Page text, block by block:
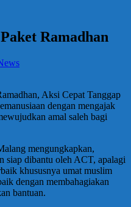
Ramadhan
Aksi Cepat Tanggap
dengan mengajak
amal saleh bagi
mengungkapkan,
siap dibantu oleh ACT, apalagi
khususnya umat muslim
dengan membahagiakan
bantuan.